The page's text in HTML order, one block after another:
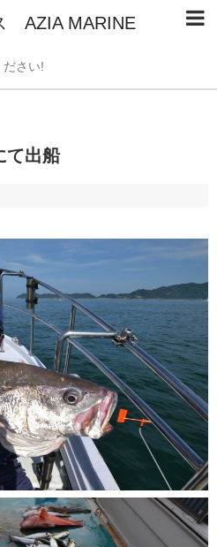
AZIA MARINE
さい!
て出船